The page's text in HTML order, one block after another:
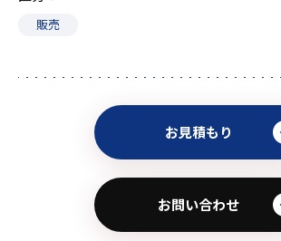
販売
お見積もり
お問い合わせ